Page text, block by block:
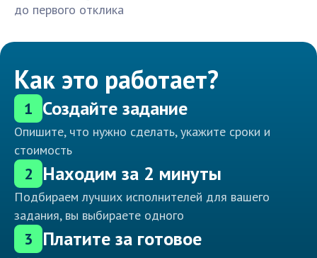
до первого отклика
Как это работает?
1 Создайте задание
Опишите, что нужно сделать, укажите сроки и
стоимость
2 Находим за 2 минуты
Подбираем лучших исполнителей для вашего
задания, вы выбираете одного
3 Платите за готовое